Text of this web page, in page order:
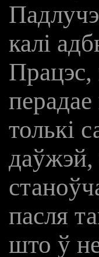
калі
Працэс,
перадае
толькі
пасля
што ў